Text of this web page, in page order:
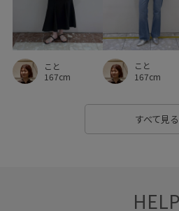
ネイル ハイウエスト ハンカチ
バランスが取りやすい ビスチェ
フォーマルシーン ブラウス
ボックスシルエット ボリューム感
マルチに活躍 マ
こと
167cm
こと
167cm
すべて見る
HELP